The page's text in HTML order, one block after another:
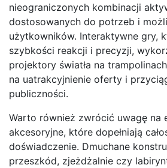
nieograniczonych kombinacji
dostosowanych do potrzeb i
użytkowników. Interaktywne gry,
szybkości reakcji i precyzji,
projektory światła na
na uatrakcyjnienie oferty i
publiczności.
Warto również zwrócić uwagę na
akcesoryjne, które dopełniają
doświadczenie. Dmuchane
przeszkód, zjeżdżalnie czy